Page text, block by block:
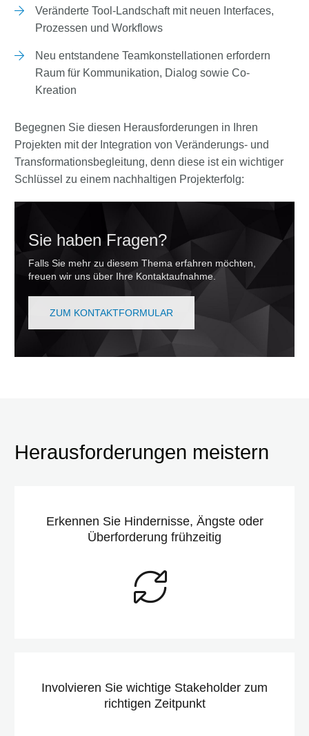
Veränderte Tool-Landschaft mit neuen Interfaces,
Prozessen und Workflows
Neu entstandene Teamkonstellationen erfordern
Raum für Kommunikation, Dialog sowie Co-
Kreation
Begegnen Sie diesen Herausforderungen in Ihren
Projekten mit der Integration von Veränderungs- und
Transformationsbegleitung, denn diese ist ein wichtiger
Schlüssel zu einem nachhaltigen Projekterfolg:
Sie haben Fragen?
Falls Sie mehr zu diesem Thema erfahren möchten,
freuen wir uns über Ihre Kontaktaufnahme.
ZUM KONTAKTFORMULAR
Herausforderungen meistern
Erkennen Sie Hindernisse, Ängste oder
Überforderung frühzeitig
Involvieren Sie wichtige Stakeholder zum
richtigen Zeitpunkt